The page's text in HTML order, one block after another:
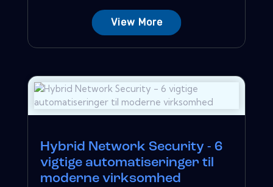
View More
Hybrid Network Security - 6
vigtige automatiseringer til
moderne virksomhed